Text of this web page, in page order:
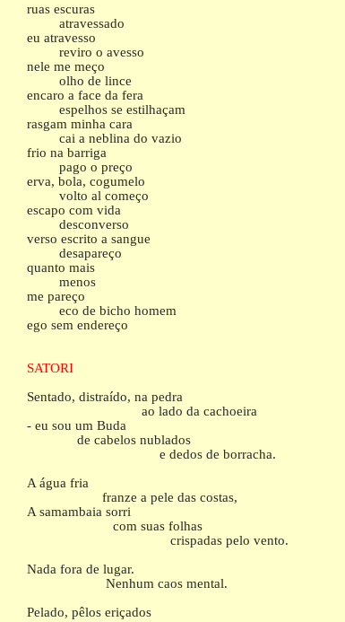
ruas escuras
atravessado
eu atravesso
reviro o avesso
nele me meço
olho de lince
encaro a face da fera
espelhos se estilhaçam
rasgam minha cara
cai a neblina do vazio
frio na barriga
pago o preço
erva, bola, cogumelo
volto al começo
escapo com vida
desconverso
verso escrito a sangue
desapareço
quanto mais
menos
me pareço
eco de bicho homem
ego sem endereço
SATORI
Sentado, distraído, na pedra
ao lado da cachoeira
- eu sou um Buda
de cabelos nublados
e dedos de borracha.
A água fria
franze a pele das costas,
A samambaia sorri
com suas folhas
crispadas pelo vento.
Nada fora de lugar.
Nenhum caos mental.
Pelado, pêlos eriçados